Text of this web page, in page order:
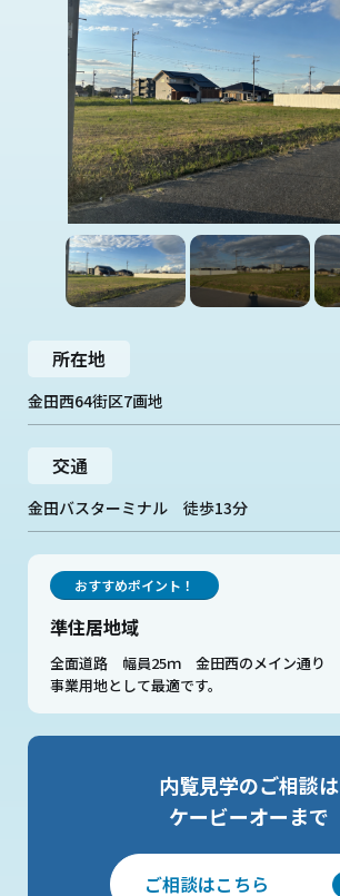
所在地
金田西64街区7画地
交通
金田バスターミナル 徒歩13分
おすすめポイント！
準住居地域
全面道路 幅員25ｍ 金田西のメイン通り
事業用地として最適です。
内覧見学のご相談は
ケービーオーまで
ご相談はこちら